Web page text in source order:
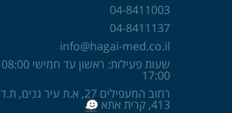
04-8411003
04-8411137
info@hagai-med.co.il
17:00
רחוב המעפילים 27, א.ת עיר גנים, ת.ד
413, קרית אתא